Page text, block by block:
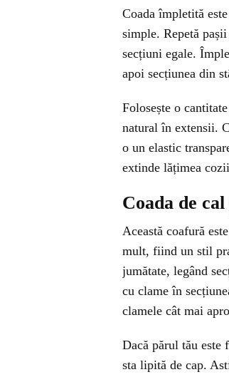
Coada împletită
simple. Repetă
secțiuni egale.
apoi secțiunea din
Folosește o
natural în extensii.
o un elastic
extinde lățimea
Coada de
Această coafură
mult, fiind un stil
jumătate, legând
cu clame în
clamele cât mai
Dacă părul tău este
sta lipită de cap.